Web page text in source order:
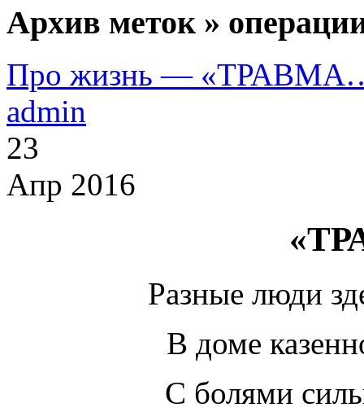
Архив меток »
Про жизнь —
admin
23
Апр 2016
Разные люди
В доме
С болями